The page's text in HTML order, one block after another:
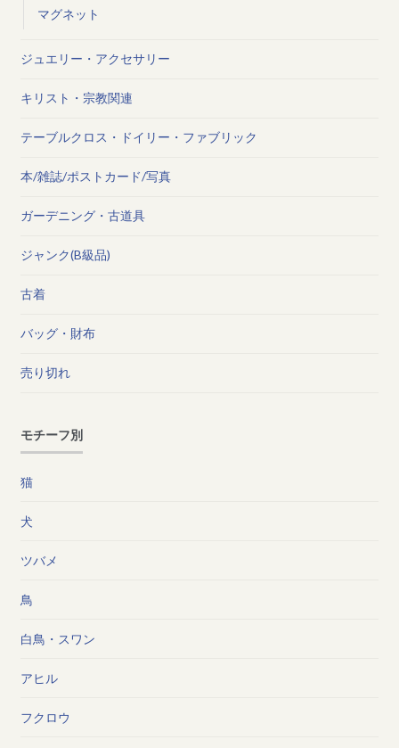
マグネット
ジュエリー・アクセサリー
キリスト・宗教関連
テーブルクロス・ドイリー・ファブリック
本/雑誌/ポストカード/写真
ガーデニング・古道具
ジャンク(B級品)
古着
バッグ・財布
売り切れ
モチーフ別
猫
犬
ツバメ
鳥
白鳥・スワン
アヒル
フクロウ